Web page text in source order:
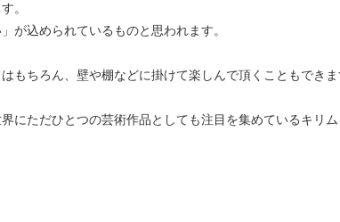
。
が込められているものと思われます。
もちろん、壁や棚などに掛けて楽しんで頂くこともできま
にただひとつの芸術作品としても注目を集めているキリム